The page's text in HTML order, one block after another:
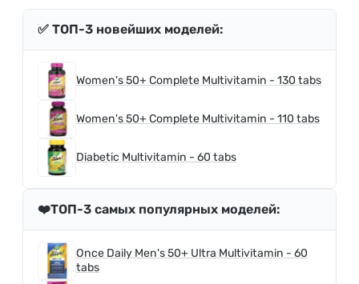
✅ ТОП-3 новейших моделей:
Women's 50+ Complete Multivitamin - 130 tabs
Women's 50+ Complete Multivitamin - 110 tabs
Diabetic Multivitamin - 60 tabs
❤️ТОП-3 самых популярных моделей:
Once Daily Men's 50+ Ultra Multivitamin - 60
tabs